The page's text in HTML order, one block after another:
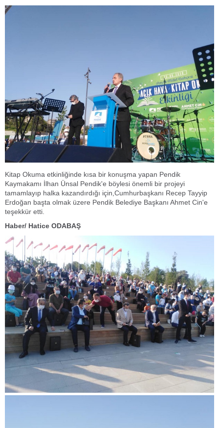
Kitap Okuma etkinliğinde kısa bir konuşma yapan Pendik
Kaymakamı İlhan Ünsal Pendik'e böylesi önemli bir projeyi
tamamlayıp halka kazandırdığı için,Cumhurbaşkanı Recep Tayyip
Erdoğan başta olmak üzere Pendik Belediye Başkanı Ahmet Cin'e
teşekkür etti.
Haber/ Hatice ODABAŞ